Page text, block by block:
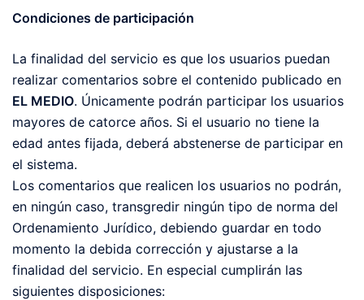
Condiciones de participación
La finalidad del servicio es que los usuarios puedan
realizar comentarios sobre el contenido publicado en
EL MEDIO. Únicamente podrán participar los usuarios
mayores de catorce años. Si el usuario no tiene la
edad antes fijada, deberá abstenerse de participar en
el sistema.
Los comentarios que realicen los usuarios no podrán,
en ningún caso, transgredir ningún tipo de norma del
Ordenamiento Jurídico, debiendo guardar en todo
momento la debida corrección y ajustarse a la
finalidad del servicio. En especial cumplirán las
siguientes disposiciones: